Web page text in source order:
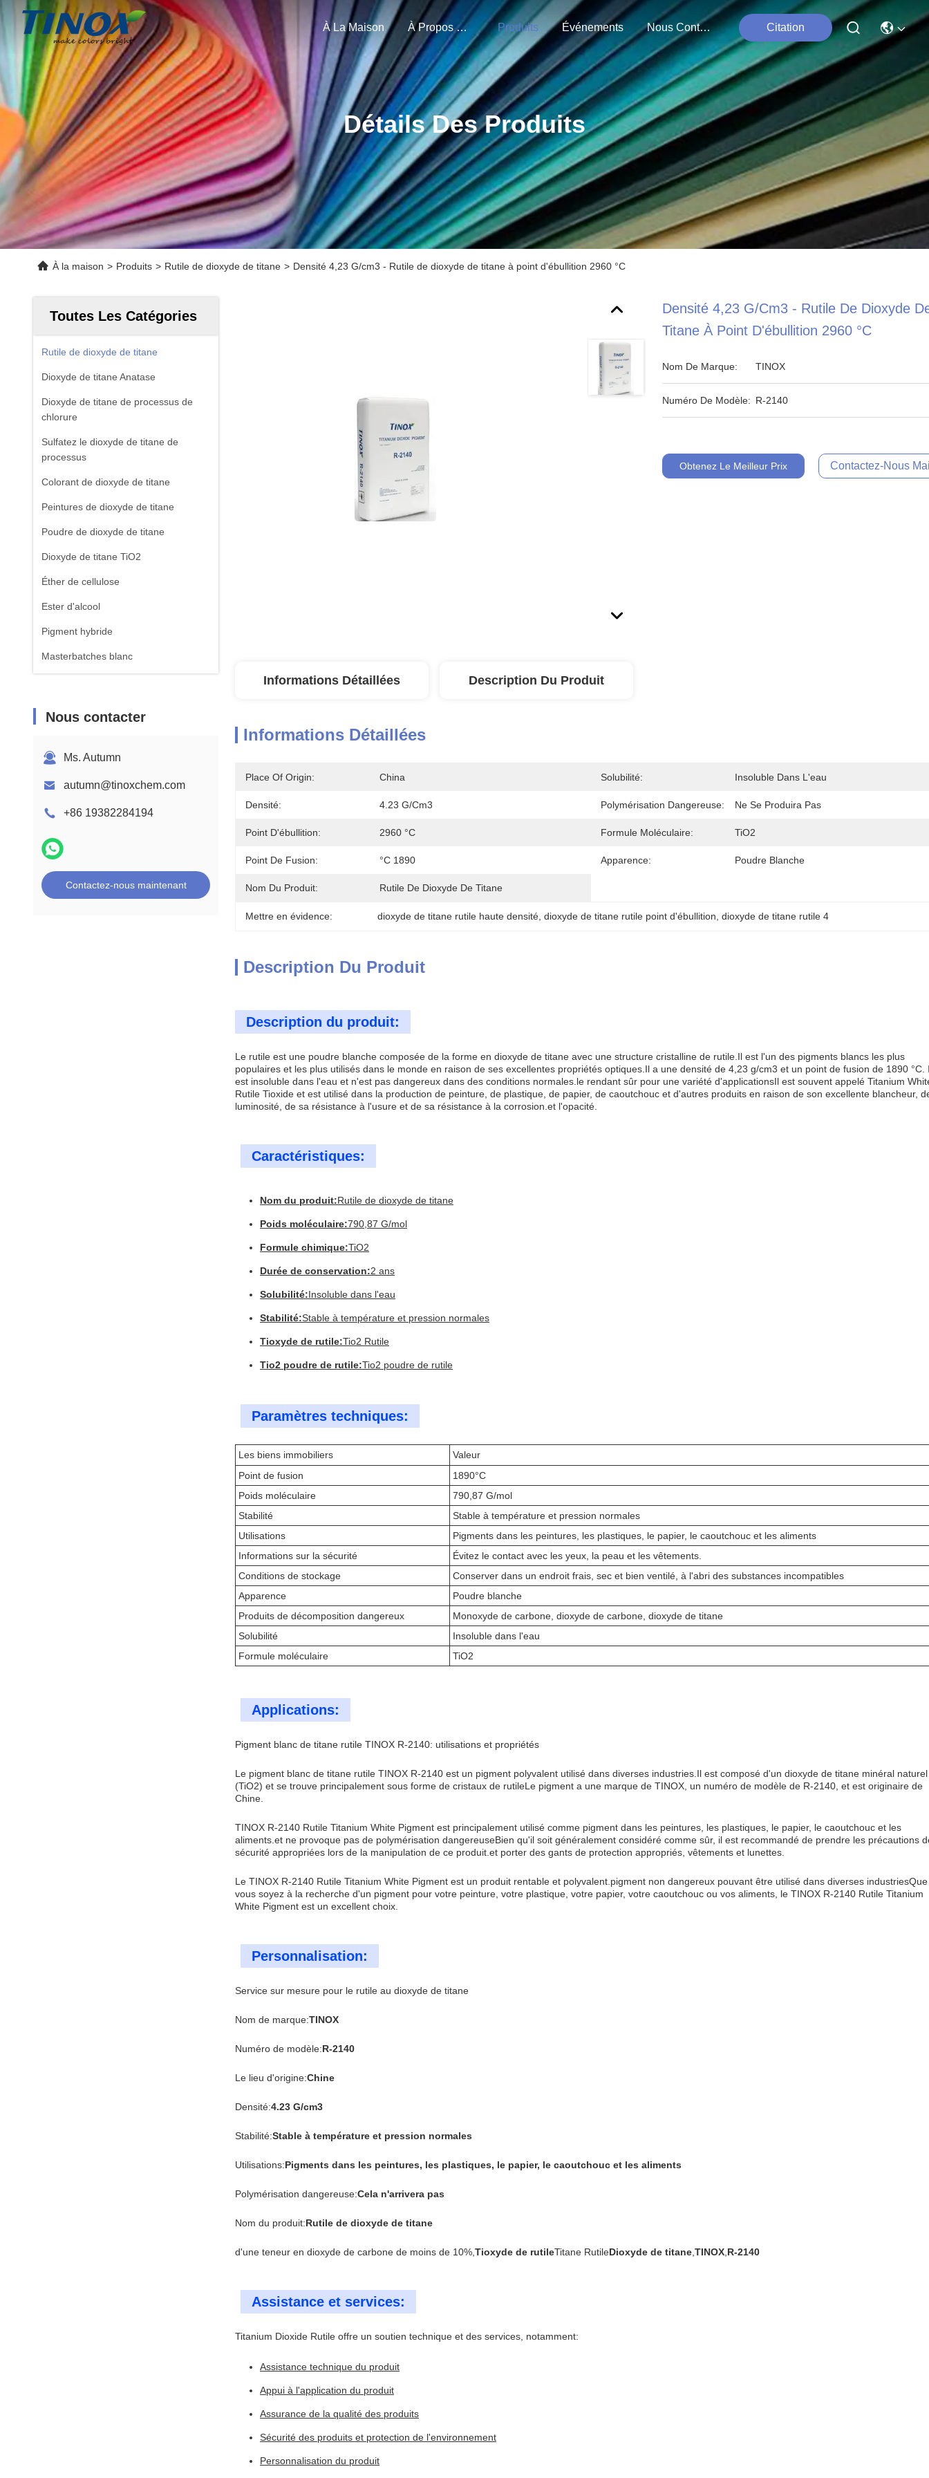
À La Maison À Propos De Nous Produits Événements Nous Contacter Citation
Détails Des Produits
À la maison > Produits > Rutile de dioxyde de titane > Densité 4,23 G/cm3 - Rutile de dioxyde de titane à point d'ébullition 2960 °C
Toutes Les Catégories
Rutile de dioxyde de titane
Dioxyde de titane Anatase
Dioxyde de titane de processus de
chlorure
Sulfatez le dioxyde de titane de
processus
Colorant de dioxyde de titane
Peintures de dioxyde de titane
Poudre de dioxyde de titane
Dioxyde de titane TiO2
Éther de cellulose
Ester d'alcool
Pigment hybride
Masterbatches blanc
Nous contacter
Ms. Autumn
autumn@tinoxchem.com
+86 19382284194
Contactez-nous maintenant
Densité 4,23 G/cm3 - Rutile De Dioxyde
Titane À Point D'ébullition 2960 °C
Nom De Marque: TINOX
Numéro De Modèle: R-2140
Obtenez Le Meilleur Prix Contactez-Nous
Informations Détaillées Description Du Produit
Informations Détaillées
Place Of Origin: China Solubilité: Insoluble Dans L'eau
Densité: 4.23 G/cm3 Polymérisation Dangereuse: Ne Se Produira Pas
Point D'ébullition: 2960 °C Formule Moléculaire: TiO2
Point De Fusion: °C 1890 Apparence: Poudre Blanche
Nom Du Produit: Rutile De Dioxyde De Titane
Mettre en évidence: dioxyde de titane rutile haute densité , dioxyde de titane rutile point d'ébullition , dioxyde de titane rutile 4
Description Du Produit
Description du produit:
Le rutile est une poudre blanche composée de la forme en dioxyde de titane avec une structure cristalline de rutile.Il est l'un des pigments blancs les plus
populaires et les plus utilisés dans le monde en raison de ses excellentes propriétés optiques.Il a une densité de 4,23 g/cm3 et un point de fusion de 1890 °C.
est insoluble dans l'eau et n'est pas dangereux dans des conditions normales.le rendant sûr pour une variété d'applicationsIl est souvent appelé Titanium
Rutile Tioxide et est utilisé dans la production de peinture, de plastique, de papier, de caoutchouc et d'autres produits en raison de son excellente blancheur,
luminosité, de sa résistance à l'usure et de sa résistance à la corrosion.et l'opacité.
Caractéristiques:
Nom du produit:Rutile de dioxyde de titane
Poids moléculaire:790,87 G/mol
Formule chimique:TiO2
Durée de conservation:2 ans
Solubilité:Insoluble dans l'eau
Stabilité:Stable à température et pression normales
Tioxyde de rutile:Tio2 Rutile
Tio2 poudre de rutile:Tio2 poudre de rutile
Paramètres techniques:
Les biens immobiliers
Valeur
Point de fusion
1890°C
Poids moléculaire
790,87 G/mol
Stabilité
Stable à température et pression normales
Utilisations
Pigments dans les peintures, les plastiques, le papier, le caoutchouc et les aliments
Informations sur la sécurité
Évitez le contact avec les yeux, la peau et les vêtements.
Conditions de stockage
Conserver dans un endroit frais, sec et bien ventilé, à l'abri des substances incompatibles
Apparence
Poudre blanche
Produits de décomposition dangereux
Monoxyde de carbone, dioxyde de carbone, dioxyde de titane
Solubilité
Insoluble dans l'eau
Formule moléculaire
TiO2
Applications:
Pigment blanc de titane rutile TINOX R-2140: utilisations et propriétés
Le pigment blanc de titane rutile TINOX R-2140 est un pigment polyvalent utilisé dans diverses industries.Il est composé d'un dioxyde de titane minéral naturel
(TiO2) et se trouve principalement sous forme de cristaux de rutileLe pigment a une marque de TINOX, un numéro de modèle de R-2140, et est originaire de
Chine.
TINOX R-2140 Rutile Titanium White Pigment est principalement utilisé comme pigment dans les peintures, les plastiques, le papier, le caoutchouc et les
aliments.et ne provoque pas de polymérisation dangereuseBien qu'il soit généralement considéré comme sûr, il est recommandé de prendre les précautions
sécurité appropriées lors de la manipulation de ce produit.et porter des gants de protection appropriés, vêtements et lunettes.
Le TINOX R-2140 Rutile Titanium White Pigment est un produit rentable et polyvalent.pigment non dangereux pouvant être utilisé dans diverses industriesQue
vous soyez à la recherche d'un pigment pour votre peinture, votre plastique, votre papier, votre caoutchouc ou vos aliments, le TINOX R-2140 Rutile Titanium
White Pigment est un excellent choix.
Personnalisation:
Service sur mesure pour le rutile au dioxyde de titane
Nom de marque:TINOX
Numéro de modèle:R-2140
Le lieu d'origine:Chine
Densité:4.23 G/cm3
Stabilité:Stable à température et pression normales
Utilisations:Pigments dans les peintures, les plastiques, le papier, le caoutchouc et les aliments
Polymérisation dangereuse:Cela n'arrivera pas
Nom du produit:Rutile de dioxyde de titane
d'une teneur en dioxyde de carbone de moins de 10%, Tioxyde de rutileTitane RutileDioxyde de titane TINOX R-2140
Assistance et services:
Titanium Dioxide Rutile offre un soutien technique et des services, notamment:
Assistance technique du produit
Appui à l'application du produit
Assurance de la qualité des produits
Sécurité des produits et protection de l'environnement
Personnalisation du produit